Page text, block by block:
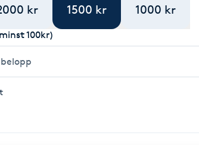
kr 1500 kr 1000 kr
100kr)